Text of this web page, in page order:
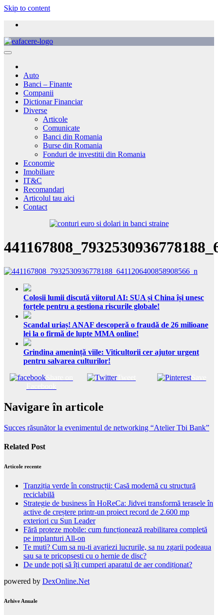
Skip to content
Auto
Banci – Finante
Companii
Dictionar Financiar
Diverse
Articole
Comunicate
Banci din Romania
Burse din Romania
Fonduri de investitii din Romania
Economie
Imobiliare
IT&C
Recomandari
Articolul tau aici
Contact
Colosii lumii discută viitorul AI: SUA și China își unesc
forțele pentru a gestiona riscurile globale!
Scandal uriaș! ANAF descoperă o fraudă de 26 milioane
lei la o firmă de lupte MMA online!
Grindina amenință viile: Viticultorii cer ajutor urgent
pentru salvarea culturilor!
Tweet Save
Navigare în articole
Succes răsunător la evenimentul de networking “Atelier Tbi Bank”
Related Post
Articole recente
Tranziția verde în construcții: Casă modernă cu structură
reciclabilă
Strategie de business în HoReCa: Jidvei transformă terasele în
active de creștere printr-un proiect record de 2.600 mp
exteriori cu Sun Leader
Fără proteze mobile: cum funcționează reabilitarea completă
pe implanturi All-on
Te muti? Cum sa nu-ti avariezi lucrurile, sa nu zgarii podeaua
sau sa te pricopsesti cu o hernie de disc?
De unde poți să îți cumperi aparatul de aer condiționat?
powered by DexOnline.Net
Arhive Anuale